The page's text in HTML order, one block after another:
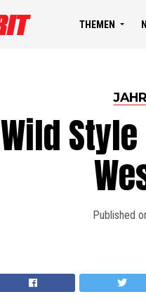
THEMEN
Wild
Published